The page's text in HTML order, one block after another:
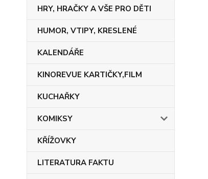
HRY, HRAČKY A VŠE PRO DĚTI
HUMOR, VTIPY, KRESLENÉ
KALENDÁŘE
KINOREVUE KARTIČKY,FILM
KUCHAŘKY
KOMIKSY
KŘÍŽOVKY
LITERATURA FAKTU